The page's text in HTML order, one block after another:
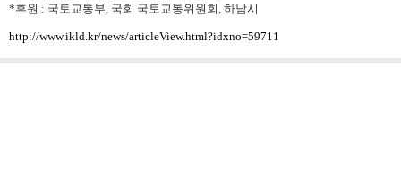
*후원 : 국토교통부, 국회 국토교통위원회, 하남시
http://www.ikld.kr/news/articleView.html?idxno=59711